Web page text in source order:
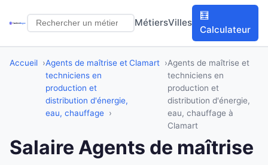
MétiersVilles
🧮
Calculateur
Accueil
Agents de maîtrise et
techniciens en
production et
distribution d'énergie,
eau, chauffage
Clamart
Agents de maîtrise et
techniciens en
production et
distribution d'énergie,
eau, chauffage à
Clamart
Salaire Agents de maîtrise